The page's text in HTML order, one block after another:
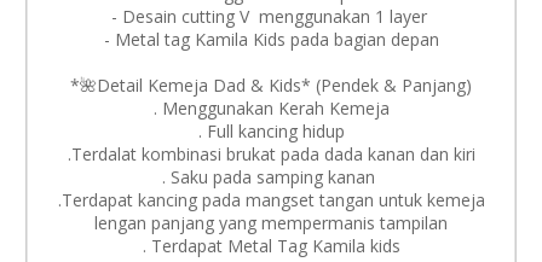
- Desain cutting V menggunakan 1 layer
- Metal tag Kamila Kids pada bagian depan
*🌺Detail Kemeja Dad & Kids* (Pendek & Panjang)
. Menggunakan Kerah Kemeja
. Full kancing hidup
.Terdalat kombinasi brukat pada dada kanan dan kiri
. Saku pada samping kanan
.Terdapat kancing pada mangset tangan untuk kemeja
lengan panjang yang mempermanis tampilan
. Terdapat Metal Tag Kamila kids